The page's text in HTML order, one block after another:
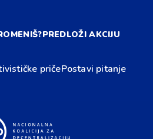
PREDLOŽI AKCIJU
pričePostavi pitanje